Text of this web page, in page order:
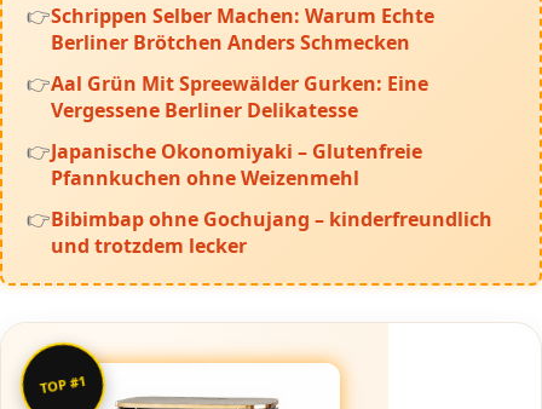
Schrippen Selber Machen: Warum Echte
Berliner Brötchen Anders Schmecken
Aal Grün Mit Spreewälder Gurken: Eine
Vergessene Berliner Delikatesse
Japanische Okonomiyaki – Glutenfreie
Pfannkuchen ohne Weizenmehl
Bibimbap ohne Gochujang – kinderfreundlich
und trotzdem lecker
TOP #1